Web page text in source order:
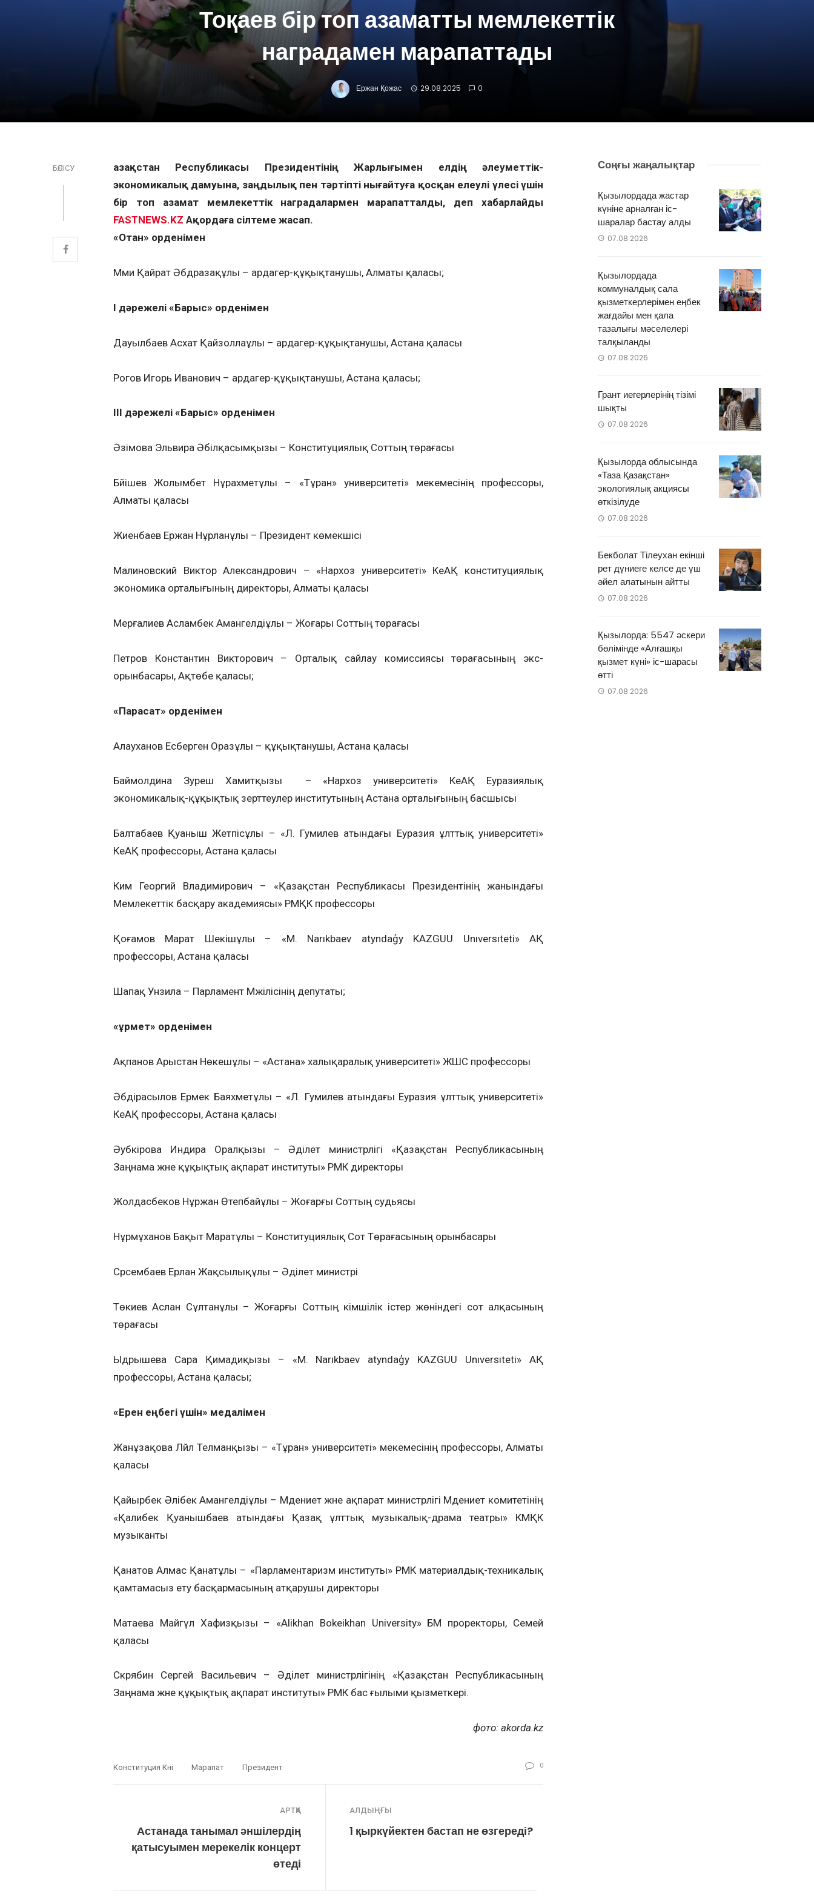
Тоқаев бір топ азаматты мемлекеттік
наградамен марапаттады
Ержан Қожас 29.08.2025 0
БӨЛІСУ
Қазақстан Республикасы Президентінің Жарлығымен елдің әлеуметтік-
экономикалық дамуына, заңдылық пен тәртіпті нығайтуға қосқан елеулі үлесі үшін
бір топ азамат мемлекеттік наградалармен марапатталды, деп хабарлайды
FASTNEWS.KZ Ақордаға сілтеме жасап.
«Отан» орденімен
Мәми Қайрат Әбдразақұлы – ардагер-құқықтанушы, Алматы қаласы;
І дәрежелі «Барыс» орденімен
Дауылбаев Асхат Қайзоллаұлы – ардагер-құқықтанушы, Астана қаласы
Рогов Игорь Иванович – ардагер-құқықтанушы, Астана қаласы;
ІІІ дәрежелі «Барыс» орденімен
Әзімова Эльвира Әбілқасымқызы – Конституциялық Соттың төрағасы
Бәйішев Жолымбет Нұрахметұлы – «Тұран» университеті» мекемесінің профессоры,
Алматы қаласы
Жиенбаев Ержан Нұрланұлы – Президент көмекшісі
Малиновский Виктор Александрович – «Нархоз университеті» КеАҚ конституциялық
экономика орталығының директоры, Алматы қаласы
Мерғалиев Асламбек Амангелдіұлы – Жоғары Соттың төрағасы
Петров Константин Викторович – Орталық сайлау комиссиясы төрағасының экс-
орынбасары, Ақтөбе қаласы;
«Парасат» орденімен
Алауханов Есберген Оразұлы – құқықтанушы, Астана қаласы
Баймолдина Зәуреш Хамитқызы – «Нархоз университеті» КеАҚ Еуразиялық
экономикалық-құқықтық зерттеулер институтының Астана орталығының басшысы
Балтабаев Қуаныш Жетпісұлы – «Л. Гумилев атындағы Еуразия ұлттық университеті»
КеАҚ профессоры, Астана қаласы
Ким Георгий Владимирович – «Қазақстан Республикасы Президентінің жанындағы
Мемлекеттік басқару академиясы» РМҚК профессоры
Қоғамов Марат Шекішұлы – «M. Narıkbaev atyndaģy KAZGUU Unıversıteti» АҚ
профессоры, Астана қаласы
Шапақ Унзила – Парламент Мәжілісінің депутаты;
«Құрмет» орденімен
Ақпанов Арыстан Нөкешұлы – «Астана» халықаралық университеті» ЖШС профессоры
Әбдірасылов Ермек Баяхметұлы – «Л. Гумилев атындағы Еуразия ұлттық университеті»
КеАҚ профессоры, Астана қаласы
Әубәкірова Индира Оралқызы – Әділет министрлігі «Қазақстан Республикасының
Заңнама және құқықтық ақпарат институты» РМК директоры
Жолдасбеков Нұржан Өтепбайұлы – Жоғарғы Соттың судьясы
Нұрмұханов Бақыт Маратұлы – Конституциялық Сот Төрағасының орынбасары
Сәрсембаев Ерлан Жақсылықұлы – Әділет министрі
Төкиев Аслан Сұлтанұлы – Жоғарғы Соттың әкімшілік істер жөніндегі сот алқасының
төрағасы
Ыдрышева Сара Қимадиқызы – «M. Narıkbaev atyndaģy KAZGUU Unıversıteti» АҚ
профессоры, Астана қаласы;
«Ерен еңбегі үшін» медалімен
Жанұзақова Ләйлә Телманқызы – «Тұран» университеті» мекемесінің профессоры, Алматы
қаласы
Қайырбек Әлібек Амангелдіұлы – Мәдениет және ақпарат министрлігі Мәдениет комитетінің
«Қалибек Қуанышбаев атындағы Қазақ ұлттық музыкалық-драма театры» КМҚК
музыканты
Қанатов Алмас Қанатұлы – «Парламентаризм институты» РМК материалдық-техникалық
қамтамасыз ету басқармасының атқарушы директоры
Матаева Майгүл Хафизқызы – «Alikhan Bokeikhan University» БМ проректоры, Семей
қаласы
Скрябин Сергей Васильевич – Әділет министрлігінің «Қазақстан Республикасының
Заңнама және құқықтық ақпарат институты» РМК бас ғылыми қызметкері.
фото: akorda.kz
Конституция Күні Марапат Президент 0
АРТҚА
Астанада танымал әншілердің
қатысуымен мерекелік концерт
өтеді
АЛДЫҢҒЫ
1 қыркүйектен бастап не өзгереді?
Соңғы жаңалықтар
Қызылордада жастар
күніне арналған іс-
шаралар бастау алды
07.08.2026
Қызылордада
коммуналдық сала
қызметкерлерімен еңбек
жағдайы мен қала
тазалығы мәселелері
талқыланды
07.08.2026
Грант иегерлерінің тізімі
шықты
07.08.2026
Қызылорда облысында
«Таза Қазақстан»
экологиялық акциясы
өткізілуде
07.08.2026
Бекболат Тілеухан екінші
рет дүниеге келсе де үш
әйел алатынын айтты
07.08.2026
Қызылорда: 5547 әскери
бөлімінде «Алғашқы
қызмет күні» іс-шарасы
өтті
07.08.2026